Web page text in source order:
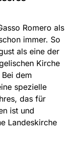
Romero als
immer. So
als eine der
Kirche
dem
spezielle
das für
ist und
Landeskirche